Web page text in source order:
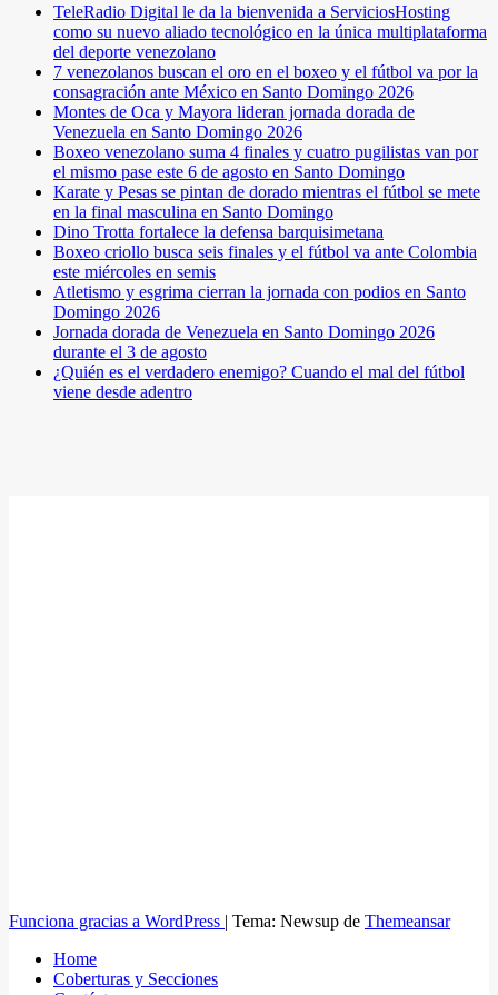
TeleRadio Digital le da la bienvenida a ServiciosHosting
como su nuevo aliado tecnológico en la única multiplataforma
del deporte venezolano
7 venezolanos buscan el oro en el boxeo y el fútbol va por la
consagración ante México en Santo Domingo 2026
Montes de Oca y Mayora lideran jornada dorada de
Venezuela en Santo Domingo 2026
Boxeo venezolano suma 4 finales y cuatro pugilistas van por
el mismo pase este 6 de agosto en Santo Domingo
Karate y Pesas se pintan de dorado mientras el fútbol se mete
en la final masculina en Santo Domingo
Dino Trotta fortalece la defensa barquisimetana
Boxeo criollo busca seis finales y el fútbol va ante Colombia
este miércoles en semis
Atletismo y esgrima cierran la jornada con podios en Santo
Domingo 2026
Jornada dorada de Venezuela en Santo Domingo 2026
durante el 3 de agosto
¿Quién es el verdadero enemigo? Cuando el mal del fútbol
viene desde adentro
Funciona gracias a WordPress | Tema: Newsup de Themeansar
Home
Coberturas y Secciones